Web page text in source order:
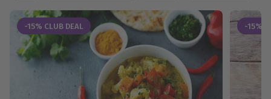
-15% CLUB DEAL -15%